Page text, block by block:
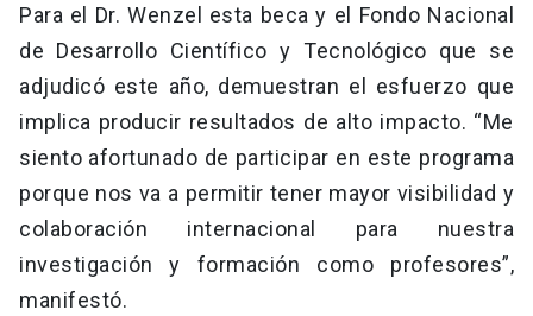
Para el Dr. Wenzel esta beca y el Fondo Nacional
de Desarrollo Científico y Tecnológico que se
adjudicó este año, demuestran el esfuerzo que
implica producir resultados de alto impacto. “Me
siento afortunado de participar en este programa
porque nos va a permitir tener mayor visibilidad y
colaboración internacional para nuestra
investigación y formación como profesores”,
manifestó.